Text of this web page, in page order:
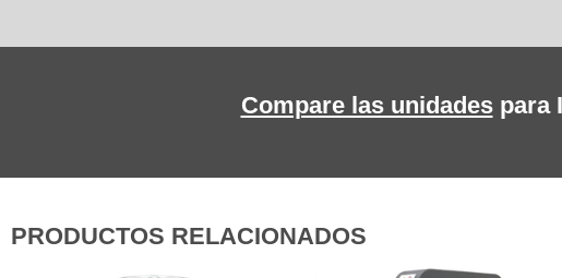
Compare las unidadespara
PRODUCTOS RELACIONADOS